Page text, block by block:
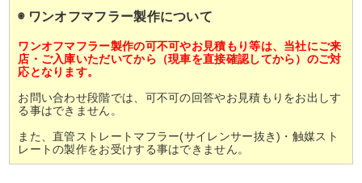
◉ ワンオフマフラー製作について
ワンオフマフラー製作の可不可やお見積もり等は、当社にご来
店・ご入庫いただいてから（現車を直接確認してから）のご対
応となります。
お問い合わせ段階では、可不可の回答やお見積もりをお出しす
る事はできません。
また、直管ストレートマフラー(サイレンサー抜き)・触媒スト
レートの製作をお受けする事はできません。